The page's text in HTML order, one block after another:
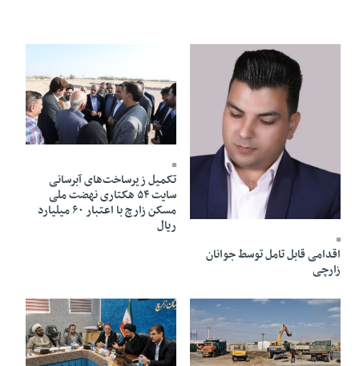
12 Aban 1404 - 15:10
اقدامی قابل تامل توسط جوانان
زارچی
28 Mehr 1404 - 11:46
تکمیل زیرساخت‌های آبرسانی
سایت ۵۴ هکتاری نهضت ملی
مسکن زارچ با اعتبار ۶۰ میلیارد
ریال